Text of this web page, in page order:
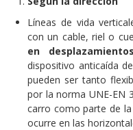
Líneas de vida
con un cable, riel o
en
dispositivo anticaída
pueden ser tanto
por la norma UNE-EN
carro como parte de
ocurre en las